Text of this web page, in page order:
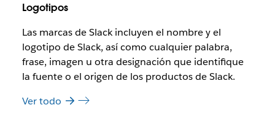
Logotipos
Las marcas de Slack incluyen el nombre y el
logotipo de Slack, así como cualquier palabra,
frase, imagen u otra designación que identifique
la fuente o el origen de los productos de Slack.
Ver todo